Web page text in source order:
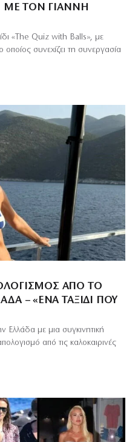
ΜΕ ΤΟΝ ΓΙΆΝΝΗ
«The Quiz with Balls», με
οποίος συνεχίζει τη συνεργασία
ΑΠΌ ΤΟ
– «ΈΝΑ ΤΑΞΊΔΙ ΠΟΥ
με μια συγκινητική
από τις καλοκαιρινές